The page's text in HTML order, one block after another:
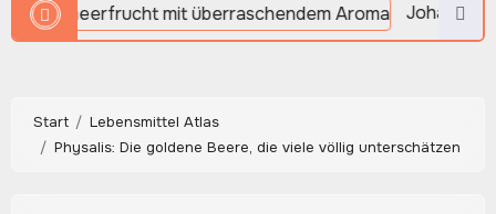
Johannisbrot: Die süße
Start
Lebensmittel Atlas
Physalis: Die goldene Beere, die viele völlig unterschätzen